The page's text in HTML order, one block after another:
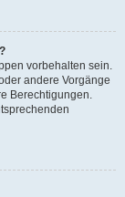
vorbehalten sein.
andere Vorgänge
Berechtigungen.